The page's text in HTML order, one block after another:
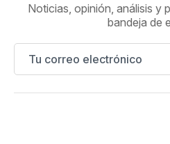
Noticias, opinión, análisis y
bandeja de